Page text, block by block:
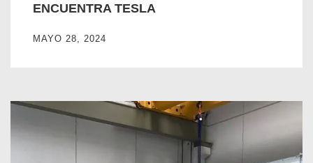
ENCUENTRA TESLA
MAYO 28, 2024